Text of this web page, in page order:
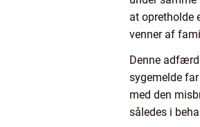
at opretholde
venner af
Denne
sygemelde
med den
således i